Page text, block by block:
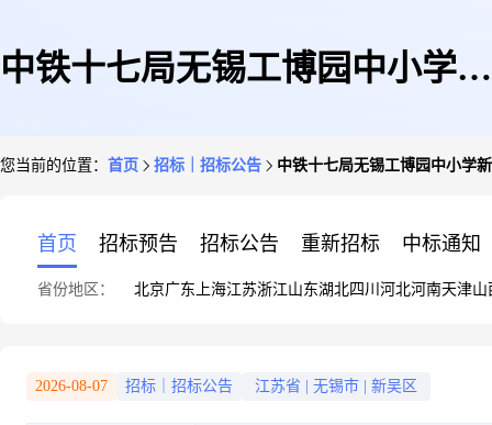
中铁十七局无锡工博园中小学新
您当前的位置： 首页 招标｜招标公告 中铁十七局无锡工博园中小学
首页 招标预告 招标公告 重新招标 中标通知
省份地区： 北京广东 上海江苏浙江山东湖北四川 河北河南天津山
2026-08-07 招标｜招标公告 江苏省 无锡市 新吴区